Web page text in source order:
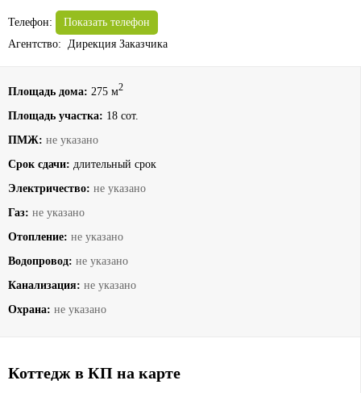
Телефон:
Показать телефон
Агентство: Дирекция Заказчика
Площадь дома: 275 м2
Площадь участка: 18 сот.
ПМЖ: не указано
Срок сдачи: длительный срок
Электричество: не указано
Газ: не указано
Отопление: не указано
Водопровод: не указано
Канализация: не указано
Охрана: не указано
Коттедж в КП на карте